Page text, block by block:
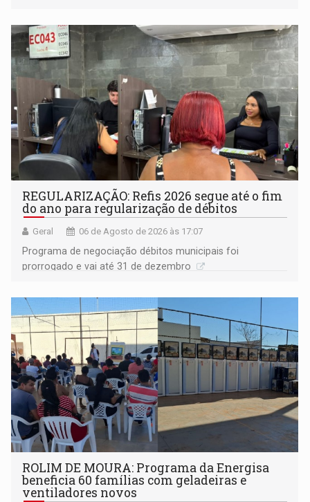
Goiás
REGULARIZAÇÃO: Refis 2026 segue até o fim
do ano para regularização de débitos
Geral 06 de Agosto de 2026 às 17:07
Programa de negociação débitos municipais foi
prorrogado e vai até 31 de dezembro
ROLIM DE MOURA: Programa da Energisa
beneficia 60 famílias com geladeiras e
ventiladores novos